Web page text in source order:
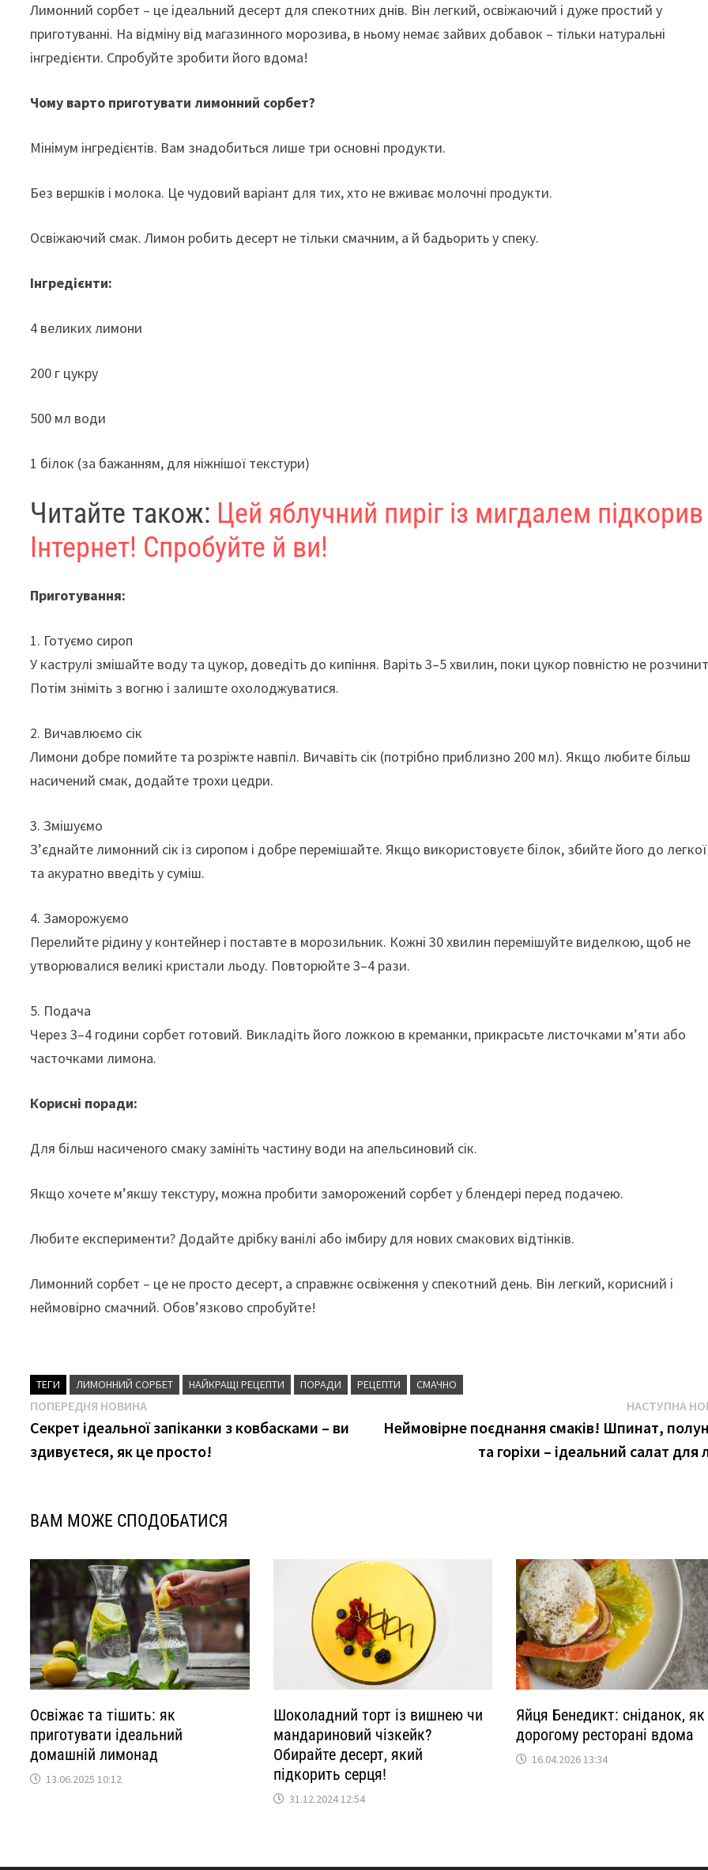
b
o
o
k
gr
a
m
at
sA
p
p
er
Лимонний сорбет – це ідеальний десерт для спекотних днів. Він легкий, освіжаючий і дуже простий у
приготуванні. На відміну від магазинного морозива, в ньому немає зайвих добавок – тільки натуральні
інгредієнти. Спробуйте зробити його вдома!
Чому варто приготувати лимонний сорбет?
Мінімум інгредієнтів. Вам знадобиться лише три основні продукти.
Без вершків і молока. Це чудовий варіант для тих, хто не вживає молочні продукти.
Освіжаючий смак. Лимон робить десерт не тільки смачним, а й бадьорить у спеку.
Інгредієнти:
4 великих лимони
200 г цукру
500 мл води
1 білок (за бажанням, для ніжнішої текстури)
Читайте також: Цей яблучний пиріг із мигдалем підкорив
Інтернет! Спробуйте й ви!
Приготування:
1. Готуємо сироп
У каструлі змішайте воду та цукор, доведіть до кипіння. Варіть 3–5 хвилин, поки цукор повністю не
Потім зніміть з вогню і залиште охолоджуватися.
2. Вичавлюємо сік
Лимони добре помийте та розріжте навпіл. Вичавіть сік (потрібно приблизно 200 мл). Якщо любите більш
насичений смак, додайте трохи цедри.
3. Змішуємо
З’єднайте лимонний сік із сиропом і добре перемішайте. Якщо використовуєте білок, збийте його до легкої
та акуратно введіть у суміш.
4. Заморожуємо
Перелийте рідину у контейнер і поставте в морозильник. Кожні 30 хвилин перемішуйте виделкою, щоб не
утворювалися великі кристали льоду. Повторюйте 3–4 рази.
5. Подача
Через 3–4 години сорбет готовий. Викладіть його ложкою в креманки, прикрасьте листочками м’яти або
часточками лимона.
Корисні поради:
Для більш насиченого смаку замініть частину води на апельсиновий сік.
Якщо хочете м’якшу текстуру, можна пробити заморожений сорбет у блендері перед подачею.
Любите експерименти? Додайте дрібку ванілі або імбиру для нових смакових відтінків.
Лимонний сорбет – це не просто десерт, а справжнє освіження у спекотний день. Він легкий, корисний і
неймовірно смачний. Обов’язково спробуйте!
ТЕГИ ЛИМОННИЙ СОРБЕТ НАЙКРАЩІ РЕЦЕПТИ ПОРАДИ РЕЦЕПТИ СМАЧНО
Навігація
записів
ПОПЕРЕДНЯ НОВИНАПопередня
новина
Секрет ідеальної запіканки з ковбасками – ви
здивуєтеся, як це просто!
НАСТУПНА
Неймовірне поєднання смаків! Шпинат,
та горіхи – ідеальний салат для
ВАМ МОЖЕ СПОДОБАТИСЯ
Освіжає та тішить: як
приготувати ідеальний
домашній лимонад
13.06.2025 10:12
Шоколадний торт із вишнею чи
мандариновий чізкейк?
Обирайте десерт, який
підкорить серця!
31.12.2024 12:54
Яйця Бенедикт: сніданок, як
дорогому ресторані вдома
16.04.2026 13:34